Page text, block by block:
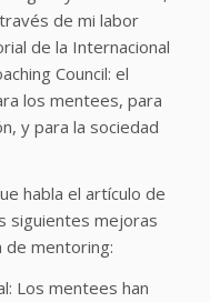
de mi labor
de la Internacional
Council: el
los mentees, para
y para la sociedad
habla el artículo de
siguientes mejoras
mentoring:
Los mentees han